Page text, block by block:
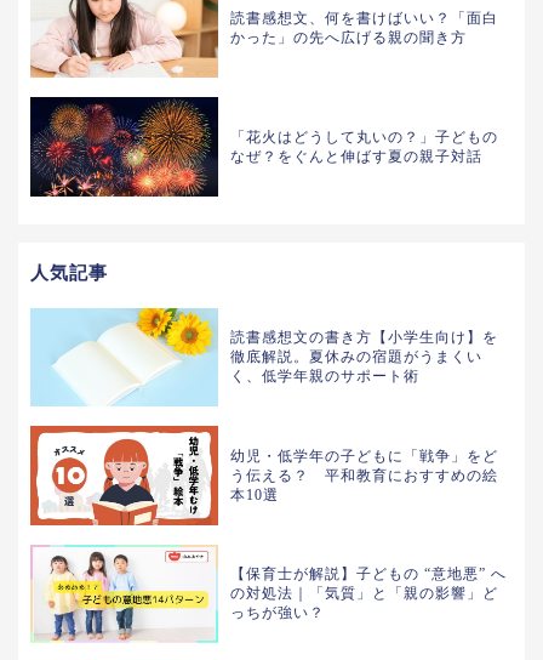
読書感想文、何を書けばいい？「面白
かった」の先へ広げる親の聞き方
「花火はどうして丸いの？」子どもの
なぜ？をぐんと伸ばす夏の親子対話
人気記事
読書感想文の書き方【小学生向け】を
徹底解説。夏休みの宿題がうまくい
く、低学年親のサポート術
幼児・低学年の子どもに「戦争」をど
う伝える？ 平和教育におすすめの絵
本10選
【保育士が解説】子どもの “意地悪” へ
の対処法｜「気質」と「親の影響」ど
っちが強い？